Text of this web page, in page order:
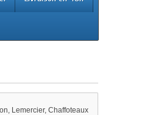
Lemercier, Chaffoteaux